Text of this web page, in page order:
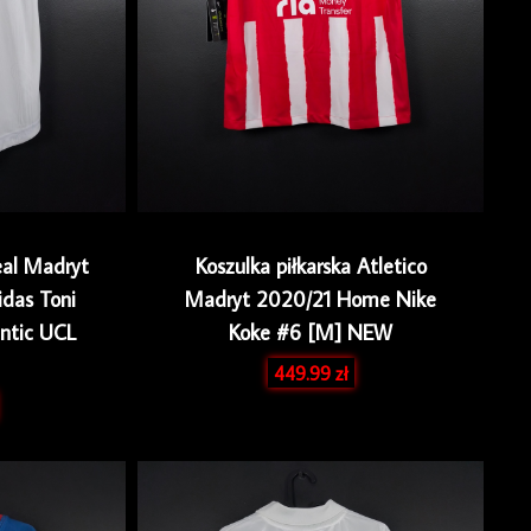
Madryt
Toni
UCL
Koszulka piłkarska Atletico
Madryt 2020/21 Home Nike
Koke #6 [M] NEW
449.99zł